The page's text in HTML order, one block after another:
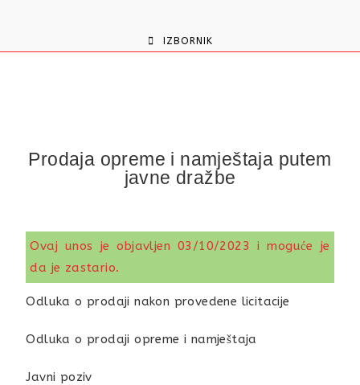
IZBORNIK
Prodaja opreme i namještaja putem
javne dražbe
Ovaj unos je objavljen 03/10/2023 i moguće je
da je zastario.
Odluka o prodaji nakon provedene licitacije
Odluka o prodaji opreme i namještaja
Javni poziv